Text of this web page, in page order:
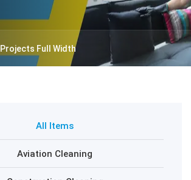
Projects Full Width
All Items
Aviation Cleaning